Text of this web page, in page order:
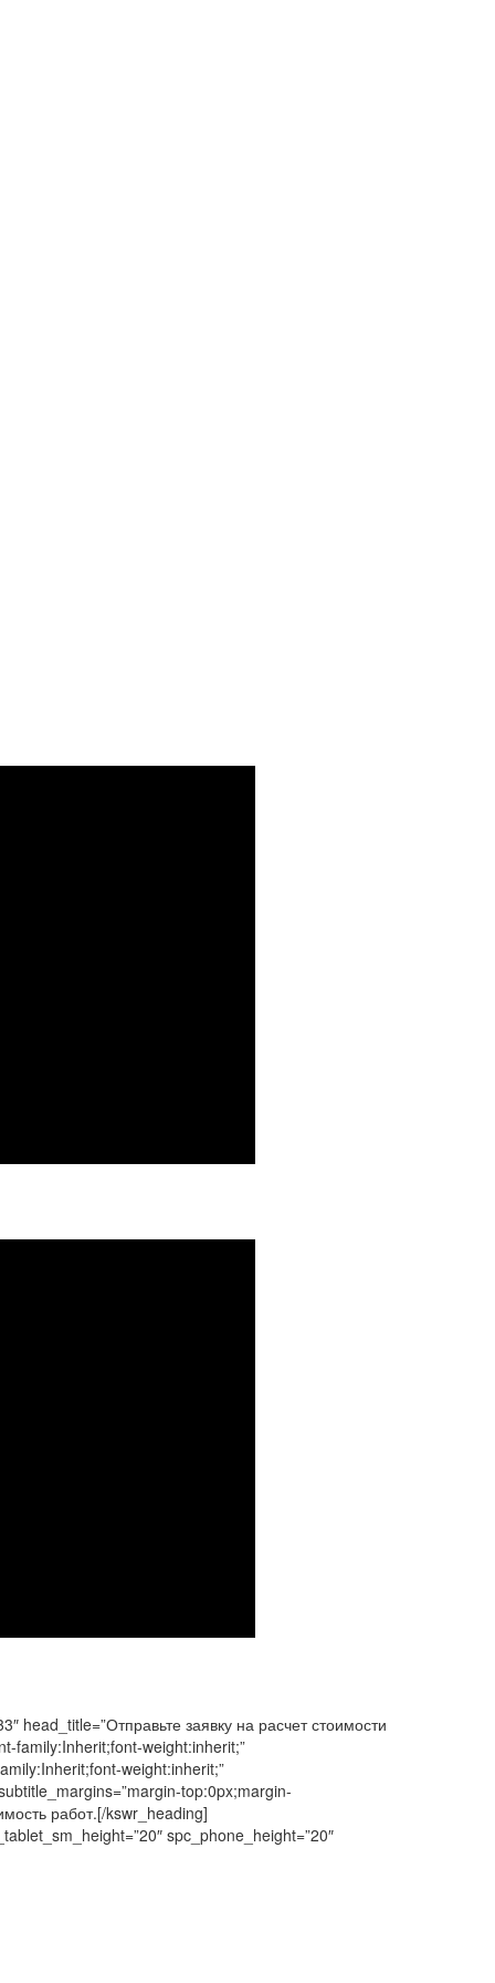
head_title=”Отправьте заявку на расчет стоимости
family:Inherit;font-weight:inherit;”
weight:inherit;”
top:0px;margin-
работ.[/kswr_heading]
spc_phone_height=”20″